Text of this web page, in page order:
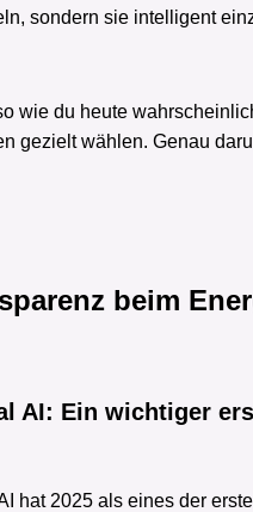
sondern sie intelligent
wie du heute
gezielt wählen. Genau
beim
AI: Ein wichtiger
hat 2025 als eines der